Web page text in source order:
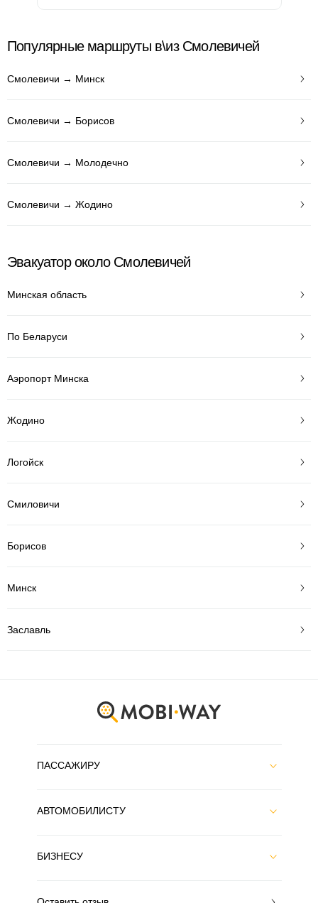
Популярные маршруты в\из Смолевичей
Смолевичи → Минск
Смолевичи → Борисов
Смолевичи → Молодечно
Смолевичи → Жодино
Эвакуатор около Смолевичей
Минская область
По Беларуси
Аэропорт Минска
Жодино
Логойск
Смиловичи
Борисов
Минск
Заславль
ПАССАЖИРУ
АВТОМОБИЛИСТУ
БИЗНЕСУ